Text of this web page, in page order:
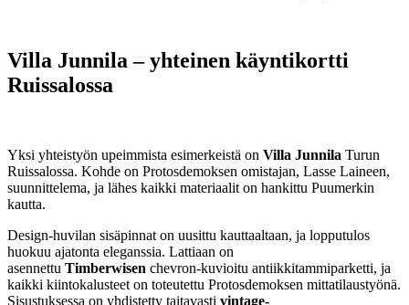
Villa Junnila – yhteinen käyntikortti
Ruissalossa
Yksi yhteistyön upeimmista esimerkeistä on Villa Junnila Turun
Ruissalossa. Kohde on Protosdemoksen omistajan, Lasse Laineen,
suunnittelema, ja lähes kaikki materiaalit on hankittu Puumerkin
kautta.
Design-huvilan sisäpinnat on uusittu kauttaaltaan, ja lopputulos
huokuu ajatonta eleganssia. Lattiaan on
asennettu Timberwisen chevron-kuvioitu antiikkitammiparketti, ja
kaikki kiintokalusteet on toteutettu Protosdemoksen mittatilaustyönä.
Sisustuksessa on yhdistetty taitavasti vintage-